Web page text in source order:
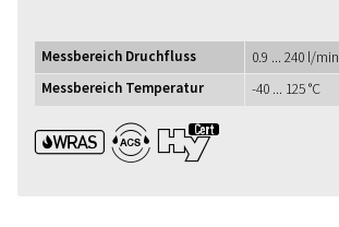
Messbereich Druchfluss
0.9 ... 240 l/min
Messbereich Temperatur
-40 ... 125 °C
WRAS ACS UBA1+